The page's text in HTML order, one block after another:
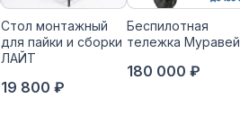
Стол монтажный
для пайки и сборки
ЛАЙТ
19 800 ₽
Беспилотная
тележка Муравей
180 000 ₽